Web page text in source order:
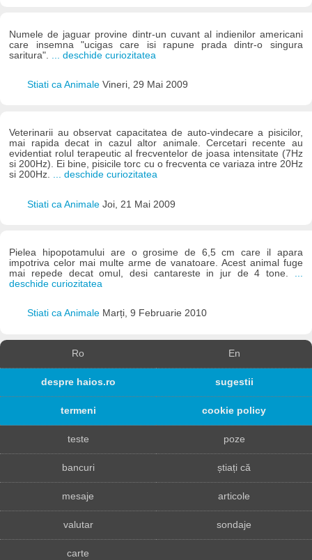
Numele de jaguar provine dintr-un cuvant al indienilor americani
care insemna "ucigas care isi rapune prada dintr-o singura
saritura".
... deschide curiozitatea
Stiati ca Animale Vineri, 29 Mai 2009
Veterinarii au observat capacitatea de auto-vindecare a pisicilor,
mai rapida decat in cazul altor animale. Cercetari recente au
evidentiat rolul terapeutic al frecventelor de joasa intensitate (7Hz
si 200Hz). Ei bine, pisicile torc cu o frecventa ce variaza intre 20Hz
si 200Hz. ... deschide curiozitatea
Stiati ca Animale Joi, 21 Mai 2009
Pielea hipopotamului are o grosime de 6,5 cm care il apara
impotriva celor mai multe arme de vanatoare. Acest animal fuge
mai repede decat omul, desi cantareste in jur de 4 tone. ...
deschide curiozitatea
Stiati ca Animale Marți, 9 Februarie 2010
Ro En
despre haios.ro sugestii
termeni cookie policy
teste poze
bancuri știați că
mesaje articole
valutar sondaje
carte